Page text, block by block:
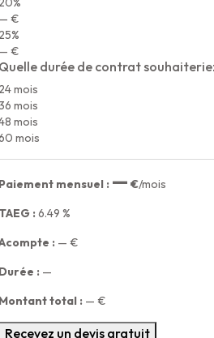
— €
25%
— €
Quelle durée de contrat
24 mois
mois
mois
mois
Paiement mensuel : — €/mois
TAEG : 6.49 %
: — €
Durée : —
Montant total : — €
Recevez un devis gratuit